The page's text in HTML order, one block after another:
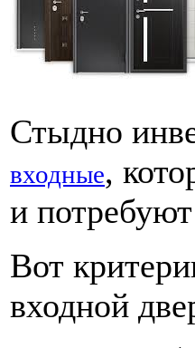
Стыдно
входные,
и
Вот
входной